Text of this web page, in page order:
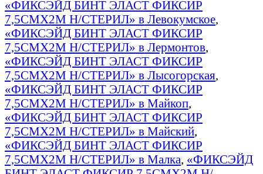
«ФИКСЭЙД БИНТ ЭЛАСТ ФИКСИР
7,5СМX2М Н/СТЕРИЛ» в Левокумское,
«ФИКСЭЙД БИНТ ЭЛАСТ ФИКСИР
7,5СМX2М Н/СТЕРИЛ» в Лермонтов,
«ФИКСЭЙД БИНТ ЭЛАСТ ФИКСИР
7,5СМX2М Н/СТЕРИЛ» в Лысогорская,
«ФИКСЭЙД БИНТ ЭЛАСТ ФИКСИР
7,5СМX2М Н/СТЕРИЛ» в Майкоп,
«ФИКСЭЙД БИНТ ЭЛАСТ ФИКСИР
7,5СМX2М Н/СТЕРИЛ» в Майский,
«ФИКСЭЙД БИНТ ЭЛАСТ ФИКСИР
7,5СМX2М Н/СТЕРИЛ» в Малка, «ФИКСЭЙД